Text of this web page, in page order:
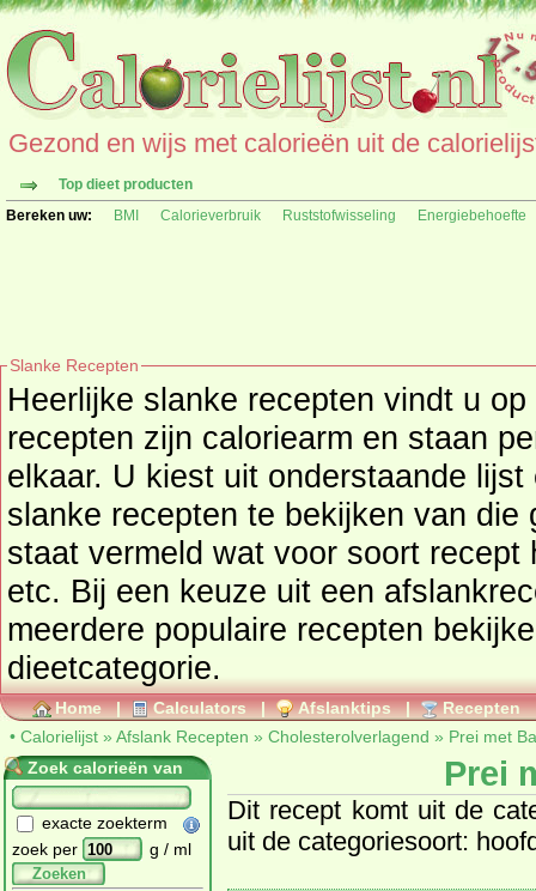
Gezond en wijs met calorieën uit de
Top dieet producten
Bereken uw:
BMI Calorieverbruik Ruststofwisseling Energiebehoefte
Slanke Recepten
Heerlijke slanke recepten vindt u
recepten zijn caloriearm en staan per dieet groep gesorteerd bij
elkaar. U kiest uit onderstaande
slanke recepten te bekijken van die groep. Achter elk recept
staat vermeld wat voor soort recept het is,
etc. Bij een keuze uit een
meerdere populaire recepten bekijken van de
dieetcategorie.
Home | Calculators | Afslanktips | Recepten
• Calorielijst » Afslank Recepten » Cholesterolverlagend » Prei met
Zoek calorieën van
exacte zoekterm
zoek per
g / ml
Zoeken
Prei
Dit recept komt uit de
uit de categoriesoort: